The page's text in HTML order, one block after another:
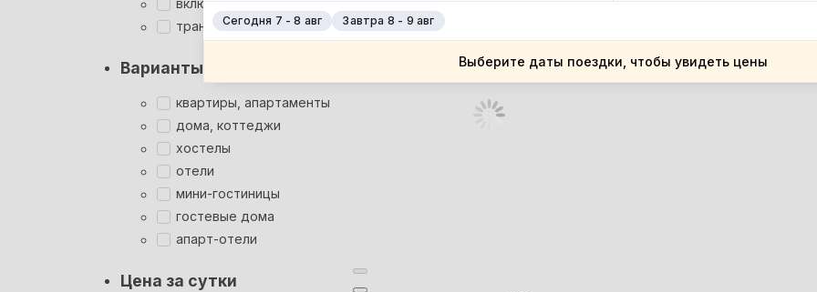
Сегодня 7 - 8 авг Завтра 8 - 9 авг
Выберите даты поездки, чтобы увидеть цены
включён завтрак
трансфер
Варианты размещения
квартиры, апартаменты
дома, коттеджи
хостелы
отели
мини-гостиницы
гостевые дома
апарт-отели
Цена за сутки